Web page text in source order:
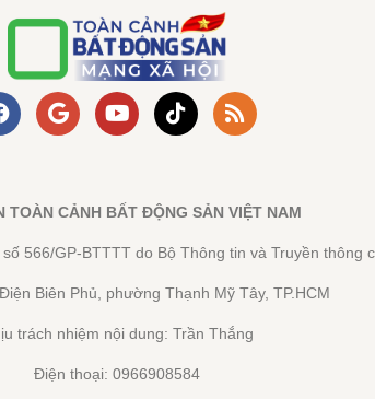
TOÀN CẢNH BẤT ĐỘNG SẢN VIỆT NAM
566/GP-BTTTT do Bộ Thông tin và Truyền thông
Biên Phủ, phường Thạnh Mỹ Tây, TP.HCM
trách nhiệm nội dung: Trần Thắng
Điện thoại: 0966908584